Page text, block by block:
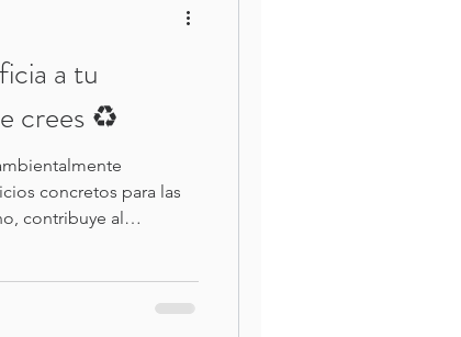
a tu
crees ♻️
concretos para las
contribuye al